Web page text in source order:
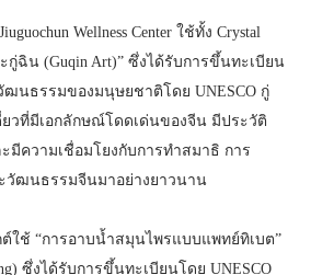
Wellness Center ใช้ทั้ง Crystal
กู่ฉิน (Guqin Art)” ซึ่งได้รับการขึ้นทะเบียน
นธรรมของมนุษยชาติโดย UNESCO กู่
ยวที่มีเอกลักษณ์โดดเด่นของจีน มีประวัติ
มีความเชื่อมโยงกับการทำสมาธิ การ
ฒนธรรมจีนมาอย่างยาวนาน
ใช้ “การอาบน้ำสมุนไพรแบบแพทย์ทิเบต”
ซึ่งได้รับการขึ้นทะเบียนโดย UNESCO